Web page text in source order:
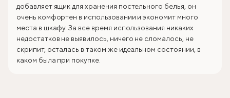
добавляет ящик для хранения постельного белья, он
очень комфортен в использовании и экономит много
места в шкафу. За все время использования никаких
недостатков не выявилось, ничего не сломалось, не
скрипит, осталась в таком же идеальном состоянии, в
каком была при покупке.